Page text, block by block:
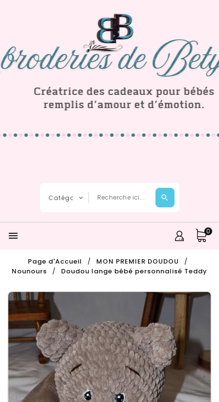
 0
Page d'Accueil
MON PREMIER DOUDOU
Nounours
Doudou lange bébé personnalisé Teddy